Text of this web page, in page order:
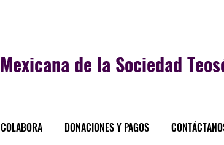
Mexicana de la Sociedad
COLABORA DONACIONES Y PAGOS